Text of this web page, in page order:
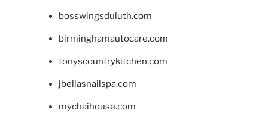
bosswingsduluth.com
birminghamautocare.com
tonyscountrykitchen.com
jbellasnailspa.com
mychaihouse.com